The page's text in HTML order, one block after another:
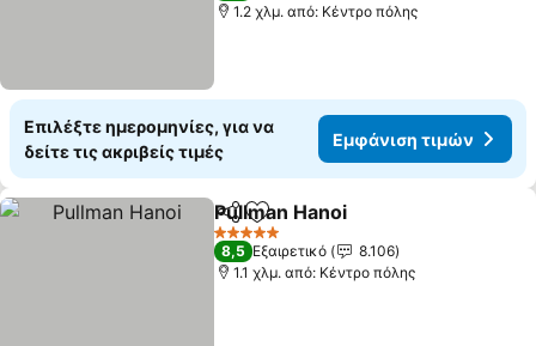
1.2 χλμ. από: Κέντρο πόλης
Επιλέξτε ημερομηνίες, για να
δείτε τις ακριβείς τιμές
Εμφάνιση τιμών
Κοινοποίηση
Προσθήκη στα αγαπημένα
Pullman Hanoi
5 Αστέρια
8,5 Εξαιρετικό
8.106
1.1 χλμ. από: Κέντρο πόλης